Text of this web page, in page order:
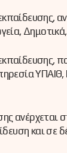
ανέρχεται
και σε